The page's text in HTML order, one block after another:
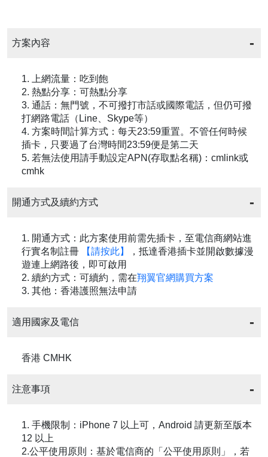
方案內容
1. 上網流量：吃到飽
2. 熱點分享：可熱點分享
3. 通話：無門號，不可撥打市話或國際電話，但仍可撥
打網路電話（Line、Skype等）
4. 方案時間計算方式：每天23:59重置。不管任何時候
插卡，只要過了台灣時間23:59便是第二天
5. 若無法使用請手動設定APN(存取點名稱)：cmlink或
cmhk
開通方式及續約方式
1. 開通方式：此方案使用前需先插卡，至電信商網站進
行實名制註冊
【請按此】
，抵達香港插卡並開啟數據漫
遊連上網路後，即可啟用
2. 續約方式：可續約，需在翔翼官網購買方案
3. 其他：香港護照無法申請
適用國家及電信
香港 CMHK
注意事項
1. 手機限制：iPhone 7 以上可，Android 請更新至版本
12 以上
2.公平使用原則：基於電信商的「公平使用原則」，若